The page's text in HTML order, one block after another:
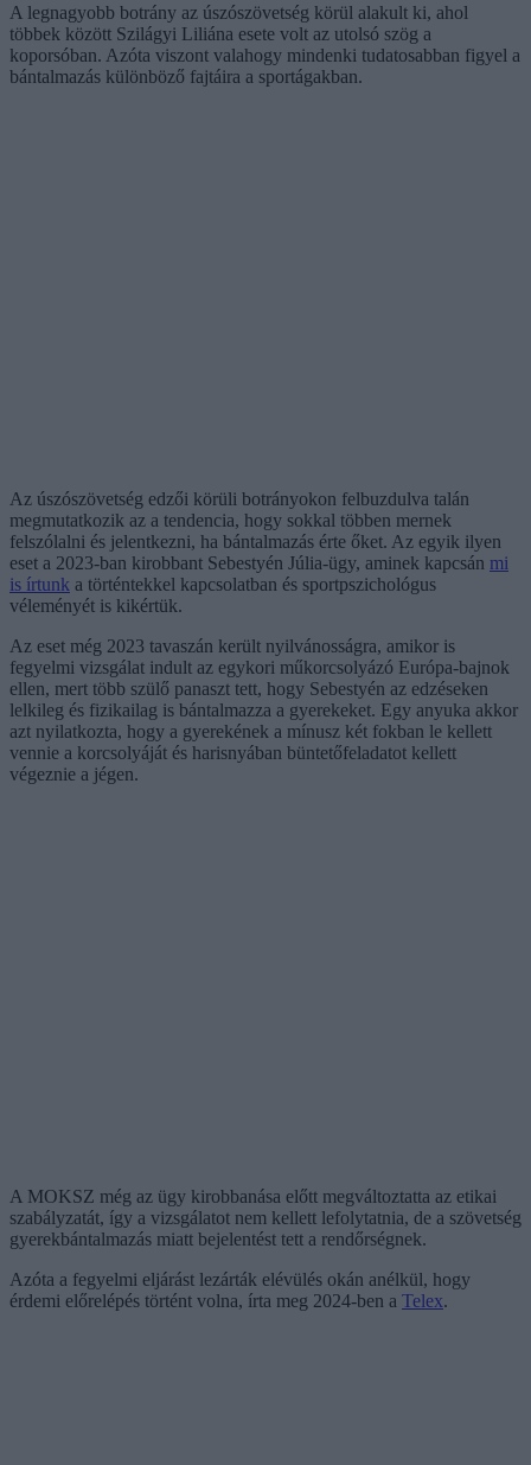
A legnagyobb botrány az úszószövetség körül alakult ki, ahol
többek között Szilágyi Liliána esete volt az utolsó szög a
koporsóban. Azóta viszont valahogy mindenki tudatosabban figyel a
bántalmazás különböző fajtáira a sportágakban.
Az úszószövetség edzői körüli botrányokon felbuzdulva talán
megmutatkozik az a tendencia, hogy sokkal többen mernek
felszólalni és jelentkezni, ha bántalmazás érte őket. Az egyik ilyen
eset a 2023-ban kirobbant Sebestyén Júlia-ügy, aminek kapcsán mi
is írtunk a történtekkel kapcsolatban és sportpszichológus
véleményét is kikértük.
Az eset még 2023 tavaszán került nyilvánosságra, amikor is
fegyelmi vizsgálat indult az egykori műkorcsolyázó Európa-bajnok
ellen, mert több szülő panaszt tett, hogy Sebestyén az edzéseken
lelkileg és fizikailag is bántalmazza a gyerekeket. Egy anyuka akkor
azt nyilatkozta, hogy a gyerekének a mínusz két fokban le kellett
vennie a korcsolyáját és harisnyában büntetőfeladatot kellett
végeznie a jégen.
A MOKSZ még az ügy kirobbanása előtt megváltoztatta az etikai
szabályzatát, így a vizsgálatot nem kellett lefolytatnia, de a szövetség
gyerekbántalmazás miatt bejelentést tett a rendőrségnek.
Azóta a fegyelmi eljárást lezárták elévülés okán anélkül, hogy
érdemi előrelépés történt volna, írta meg 2024-ben a Telex.